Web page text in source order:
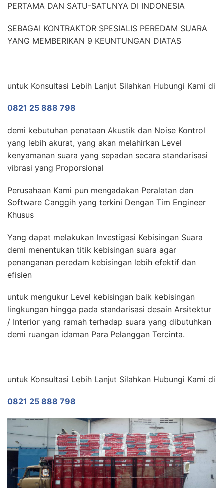
PERTAMA DAN SATU-SATUNYA DI INDONESIA
SEBAGAI KONTRAKTOR SPESIALIS PEREDAM SUARA
YANG MEMBERIKAN 9 KEUNTUNGAN DIATAS
untuk Konsultasi Lebih Lanjut Silahkan Hubungi Kami di
0821 25 888 798
demi kebutuhan penataan Akustik dan Noise Kontrol
yang lebih akurat, yang akan melahirkan Level
kenyamanan suara yang sepadan secara standarisasi
vibrasi yang Proporsional
Perusahaan Kami pun mengadakan Peralatan dan
Software Canggih yang terkini Dengan Tim Engineer
Khusus
Yang dapat melakukan Investigasi Kebisingan Suara
demi menentukan titik kebisingan suara agar
penanganan peredam kebisingan lebih efektif dan
efisien
untuk mengukur Level kebisingan baik kebisingan
lingkungan hingga pada standarisasi desain Arsitektur
/ Interior yang ramah terhadap suara yang dibutuhkan
demi ruangan idaman Para Pelanggan Tercinta.
untuk Konsultasi Lebih Lanjut Silahkan Hubungi Kami di
0821 25 888 798